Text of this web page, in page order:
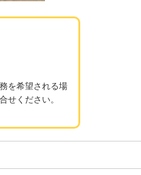
を希望される場
せください。